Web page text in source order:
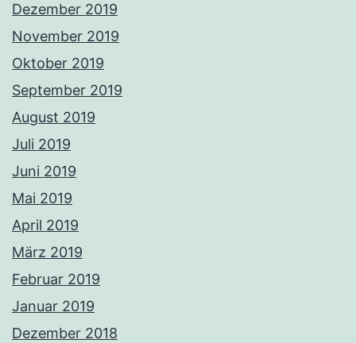
Dezember 2019
November 2019
Oktober 2019
September 2019
August 2019
Juli 2019
Juni 2019
Mai 2019
April 2019
März 2019
Februar 2019
Januar 2019
Dezember 2018